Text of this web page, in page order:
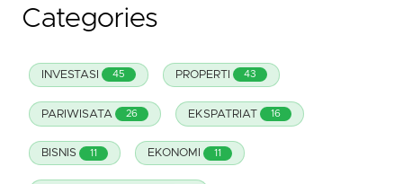
Categories
INVESTASI 45 PROPERTI 43
PARIWISATA 26 EKSPATRIAT 16
BISNIS 11 EKONOMI 11